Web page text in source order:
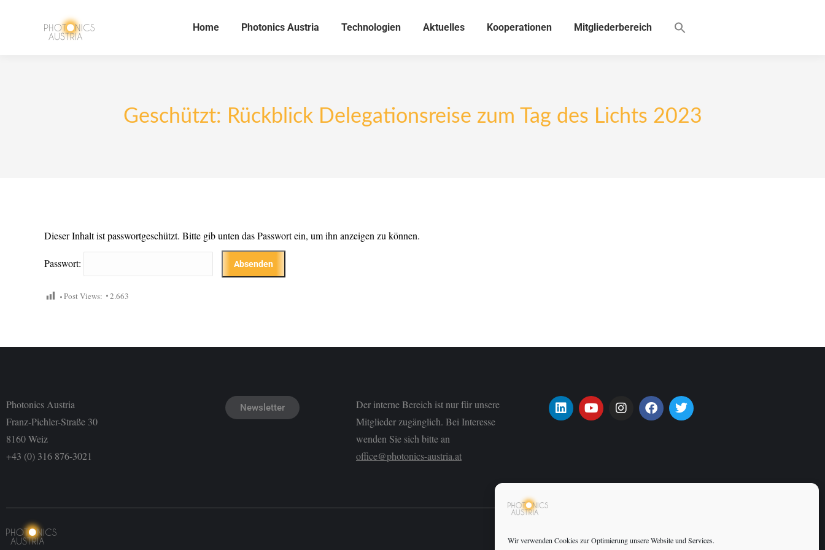
Wir verwenden Cookies zur Optimierung unsere Website und Services.
Home Photonics Austria Technologien Aktuelles Kooperationen Mitgliederbereich
Geschützt: Rückblick Delegationsreise zum Tag des Lichts 2023
Dieser Inhalt ist passwortgeschützt. Bitte gib unten das Passwort ein, um ihn anzeigen zu können.
Passwort:
Post Views: 2.663
Photonics Austria
Franz-Pichler-Straße 30
8160 Weiz
+43 (0) 316 876-3021
Newsletter
Der interne Bereich ist nur für unsere
Mitglieder zugänglich. Bei Interesse
wenden Sie sich bitte an
office@photonics-austria.at